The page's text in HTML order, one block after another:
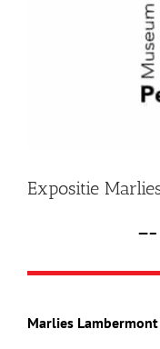
Expositie
—–
Marlies